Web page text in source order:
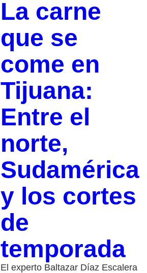
La carne
que se
come en
Tijuana:
Entre el
norte,
Sudamérica
y los cortes
de
temporada
El experto Baltazar Díaz Escalera